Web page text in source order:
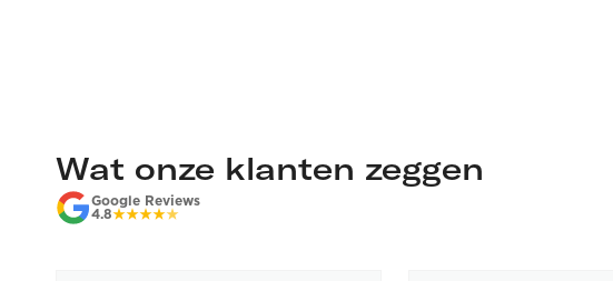
Wat onze klanten zeggen
Google Reviews
4.8